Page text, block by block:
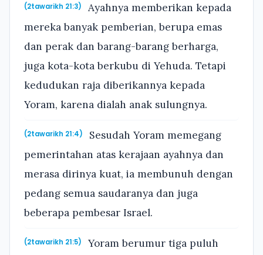
(2tawarikh 21:3)
Ayahnya memberikan kepada
mereka banyak pemberian, berupa emas
dan perak dan barang-barang berharga,
juga kota-kota berkubu di Yehuda. Tetapi
kedudukan raja diberikannya kepada
Yoram, karena dialah anak sulungnya.
(2tawarikh 21:4)
Sesudah Yoram memegang
pemerintahan atas kerajaan ayahnya dan
merasa dirinya kuat, ia membunuh dengan
pedang semua saudaranya dan juga
beberapa pembesar Israel.
(2tawarikh 21:5)
Yoram berumur tiga puluh